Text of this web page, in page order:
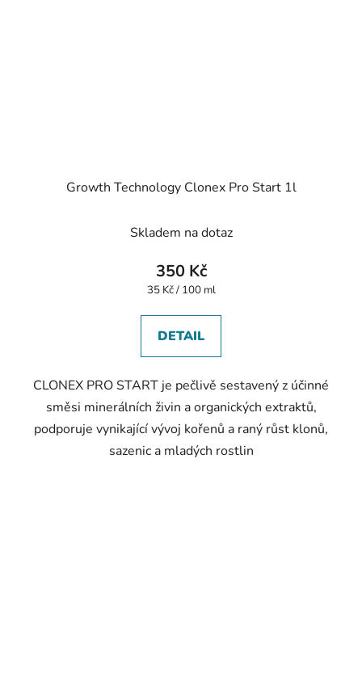
Growth Technology Clonex Pro Start 1l
Skladem na dotaz
350 Kč
Měrná
35 Kč / 100 ml
DETAIL
CLONEX PRO START je pečlivě sestavený z účinné
směsi minerálních živin a organických extraktů,
podporuje vynikající vývoj kořenů a raný růst klonů,
sazenic a mladých rostlin